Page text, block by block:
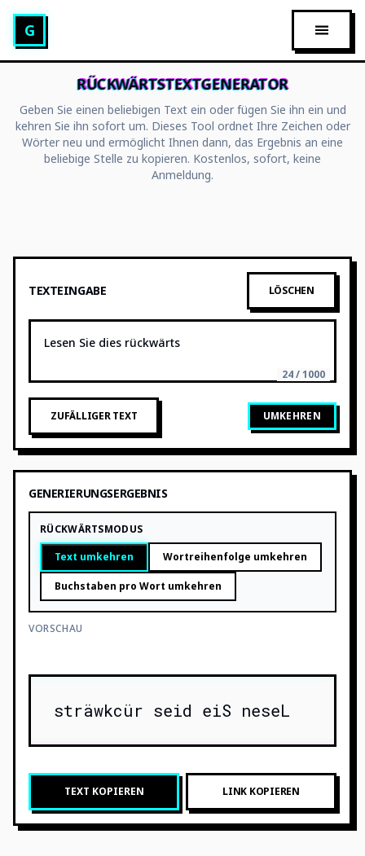
Glitch Text Generator
G
RÜCKWÄRTSTEXTGENERATOR
Geben Sie einen beliebigen Text ein oder fügen Sie ihn ein und
kehren Sie ihn sofort um. Dieses Tool ordnet Ihre Zeichen oder
Wörter neu und ermöglicht Ihnen dann, das Ergebnis an eine
beliebige Stelle zu kopieren. Kostenlos, sofort, keine
Anmeldung.
TEXTEINGABE LÖSCHEN
24 / 1000
ZUFÄLLIGER TEXT UMKEHREN
GENERIERUNGSERGEBNIS
RÜCKWÄRTSMODUS
Text umkehren
Wortreihenfolge umkehren
Buchstaben pro Wort umkehren
VORSCHAU
sträwkcür seid eiS neseL
TEXT KOPIEREN LINK KOPIEREN